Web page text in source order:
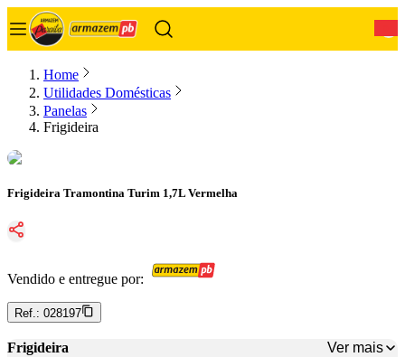
Home
Utilidades Domésticas
Panelas
Frigideira
Frigideira Tramontina Turim 1,7L Vermelha
Vendido e entregue por:
Ref.: 028197
Frigideira
Ver mais